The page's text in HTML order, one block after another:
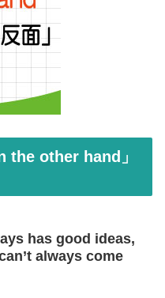
the other hand」
has good ideas,
always come